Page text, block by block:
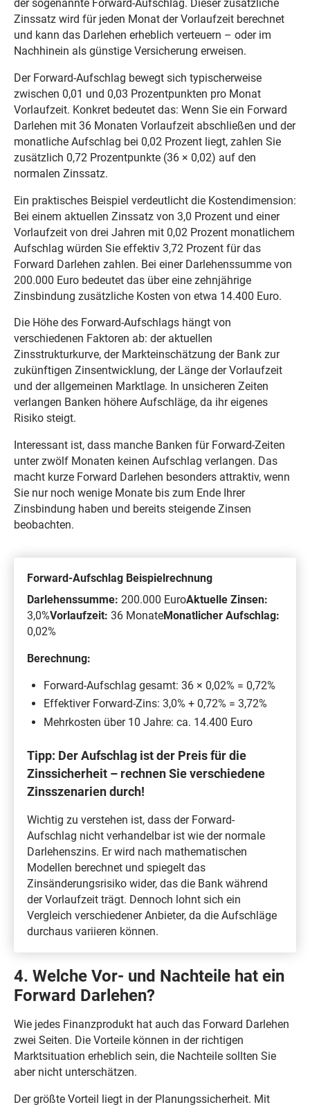
der sogenannte Forward-Aufschlag. Dieser zusätzliche
Zinssatz wird für jeden Monat der Vorlaufzeit berechnet
und kann das Darlehen erheblich verteuern – oder im
Nachhinein als günstige Versicherung erweisen.
Der Forward-Aufschlag bewegt sich typischerweise
zwischen 0,01 und 0,03 Prozentpunkten pro Monat
Vorlaufzeit. Konkret bedeutet das: Wenn Sie ein Forward
Darlehen mit 36 Monaten Vorlaufzeit abschließen und der
monatliche Aufschlag bei 0,02 Prozent liegt, zahlen Sie
zusätzlich 0,72 Prozentpunkte (36 × 0,02) auf den
normalen Zinssatz.
Ein praktisches Beispiel verdeutlicht die Kostendimension:
Bei einem aktuellen Zinssatz von 3,0 Prozent und einer
Vorlaufzeit von drei Jahren mit 0,02 Prozent monatlichem
Aufschlag würden Sie effektiv 3,72 Prozent für das
Forward Darlehen zahlen. Bei einer Darlehenssumme von
200.000 Euro bedeutet das über eine zehnjährige
Zinsbindung zusätzliche Kosten von etwa 14.400 Euro.
Die Höhe des Forward-Aufschlags hängt von
verschiedenen Faktoren ab: der aktuellen
Zinsstrukturkurve, der Markteinschätzung der Bank zur
zukünftigen Zinsentwicklung, der Länge der Vorlaufzeit
und der allgemeinen Marktlage. In unsicheren Zeiten
verlangen Banken höhere Aufschläge, da ihr eigenes
Risiko steigt.
Interessant ist, dass manche Banken für Forward-Zeiten
unter zwölf Monaten keinen Aufschlag verlangen. Das
macht kurze Forward Darlehen besonders attraktiv, wenn
Sie nur noch wenige Monate bis zum Ende Ihrer
Zinsbindung haben und bereits steigende Zinsen
beobachten.
Forward-Aufschlag Beispielrechnung
Darlehenssumme: 200.000 EuroAktuelle Zinsen:
3,0%Vorlaufzeit: 36 MonateMonatlicher Aufschlag:
0,02%
Berechnung:
Forward-Aufschlag gesamt: 36 × 0,02% = 0,72%
Effektiver Forward-Zins: 3,0% + 0,72% = 3,72%
Mehrkosten über 10 Jahre: ca. 14.400 Euro
Tipp: Der Aufschlag ist der Preis für die
Zinssicherheit – rechnen Sie verschiedene
Zinsszenarien durch!
Wichtig zu verstehen ist, dass der Forward-
Aufschlag nicht verhandelbar ist wie der normale
Darlehenszins. Er wird nach mathematischen
Modellen berechnet und spiegelt das
Zinsänderungsrisiko wider, das die Bank während
der Vorlaufzeit trägt. Dennoch lohnt sich ein
Vergleich verschiedener Anbieter, da die Aufschläge
durchaus variieren können.
4. Welche Vor- und Nachteile hat ein
Forward Darlehen?
Wie jedes Finanzprodukt hat auch das Forward Darlehen
zwei Seiten. Die Vorteile können in der richtigen
Marktsituation erheblich sein, die Nachteile sollten Sie
aber nicht unterschätzen.
Der größte Vorteil liegt in der Planungssicherheit. Mit